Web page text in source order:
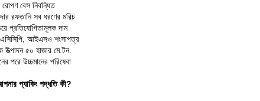
রোপণ বেস নিবন্ধিত
রফতানি সব ধরণের মরিচ
প্রতিযোগিতামূলক দাম
আইএসও শংসাপত্র
উত্পাদন ৫০ হাজার মে.টন.
পরে উচ্চমানের পরিষেবা
প্যাকিং পদ্ধতি কী?